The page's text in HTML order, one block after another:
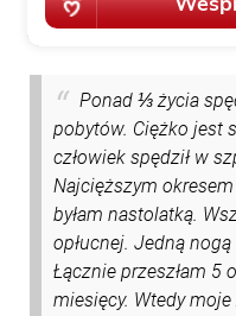
Ponad ⅓ życia
pobytów. Ciężko jest
człowiek spędził w
Najcięższym
byłam nastolatką.
opłucnej. Jedną
Łącznie przeszłam 5
miesięcy. Wtedy